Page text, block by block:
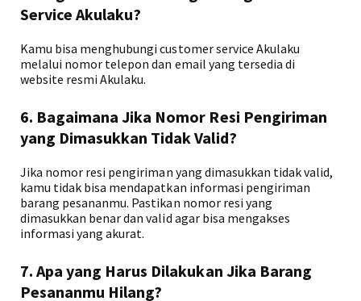
Service Akulaku?
Kamu bisa menghubungi customer service Akulaku
melalui nomor telepon dan email yang tersedia di
website resmi Akulaku.
6. Bagaimana Jika Nomor Resi Pengiriman
yang Dimasukkan Tidak Valid?
Jika nomor resi pengiriman yang dimasukkan tidak valid,
kamu tidak bisa mendapatkan informasi pengiriman
barang pesananmu. Pastikan nomor resi yang
dimasukkan benar dan valid agar bisa mengakses
informasi yang akurat.
7. Apa yang Harus Dilakukan Jika Barang
Pesananmu Hilang?